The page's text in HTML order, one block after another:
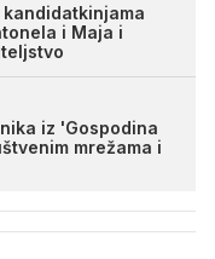
i Maja i
iz 'Gospodina
mrežama i